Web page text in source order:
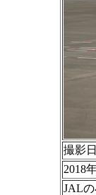
撮影日
2018
JAL